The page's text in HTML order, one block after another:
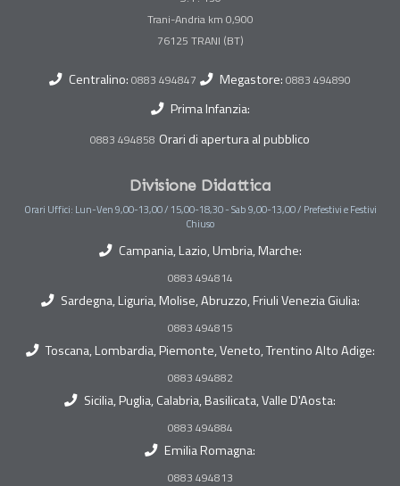
Trani-Andria km 0,900
Centralino: 0883 494847 Megastore: 0883 494890
Prima Infanzia:
0883 494858 Orari di apertura al pubblico
Divisione Didattica
Orari Uffici: Lun-Ven 9,00-13,00 / 15,00-18,30 - Sab 9,00-13,00 / Prefestivi e Festivi
Chiuso
Campania, Lazio, Umbria, Marche:
0883 494814
Sardegna, Liguria, Molise, Abruzzo, Friuli Venezia Giulia:
0883 494815
Toscana, Lombardia, Piemonte, Veneto, Trentino Alto Adige:
0883 494882
Sicilia, Puglia, Calabria, Basilicata, Valle D'Aosta:
0883 494884
Emilia Romagna:
0883 494813